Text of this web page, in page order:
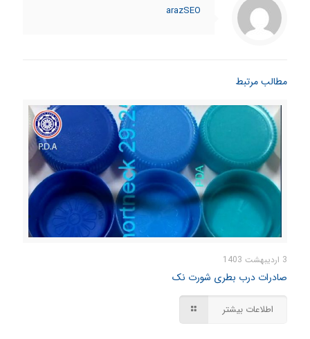
arazSEO
مطالب مرتبط
3 اردیبهشت 1403
صادرات درب بطری شورت نک
اطلاعات بیشتر